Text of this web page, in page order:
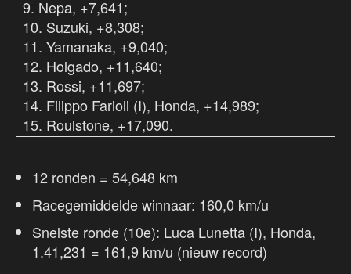
9. Nepa, +7,641;
10. Suzuki, +8,308;
11. Yamanaka, +9,040;
12. Holgado, +11,640;
13. Rossi, +11,697;
14. Filippo Farioli (I), Honda, +14,989;
15. Roulstone, +17,090.
12 ronden = 54,648 km
Racegemiddelde winnaar: 160,0 km/u
Snelste ronde (10e): Luca Lunetta (I), Honda,
1.41,231 = 161,9 km/u (nieuw record)